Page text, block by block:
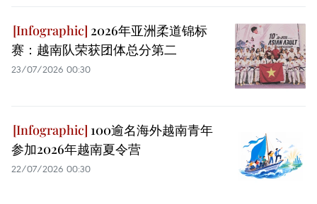
2026年亚洲柔道锦标
赛：越南队荣获团体总分第二
23/07/2026 00:30
100逾名海外越南青年
参加2026年越南夏令营
22/07/2026 00:30